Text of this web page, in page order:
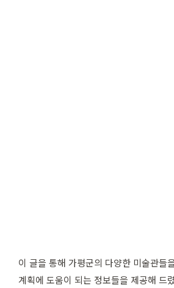
이 글을 통해 가평군의 다양한 미술관들
계획에 도움이 되는 정보들을 제공해 드